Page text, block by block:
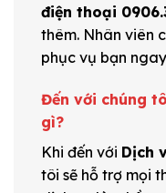
điện thoại
thêm. Nhân viên
phục vụ bạn
Đến với chúng
gì?
Khi đến với Dịch
tôi sẽ hỗ trợ mọi